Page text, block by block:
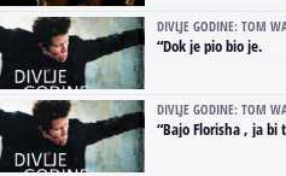
DIVLJE GODINE: TOM
“Dok je pio bio je.
DIVLJE GODINE: TOM
“Bajo Florisha , ja bi to rekao